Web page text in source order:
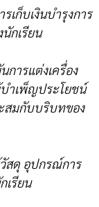
ก็บเงินบำรุงการ
กเรียน
ารแต่งเครื่อง
บำเพ็ญประโยชน์
สมกับบริบทของ
สดุ อุปกรณ์การ
เรียน